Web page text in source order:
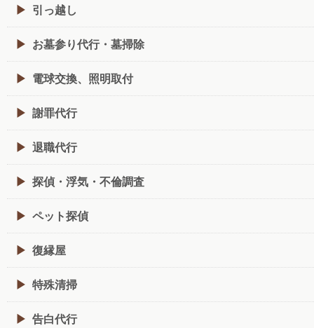
引っ越し
お墓参り代行・墓掃除
電球交換、照明取付
謝罪代行
退職代行
探偵・浮気・不倫調査
ペット探偵
復縁屋
特殊清掃
告白代行